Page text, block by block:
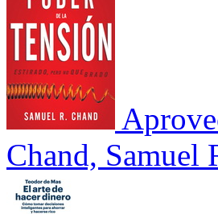
Chand, Samuel